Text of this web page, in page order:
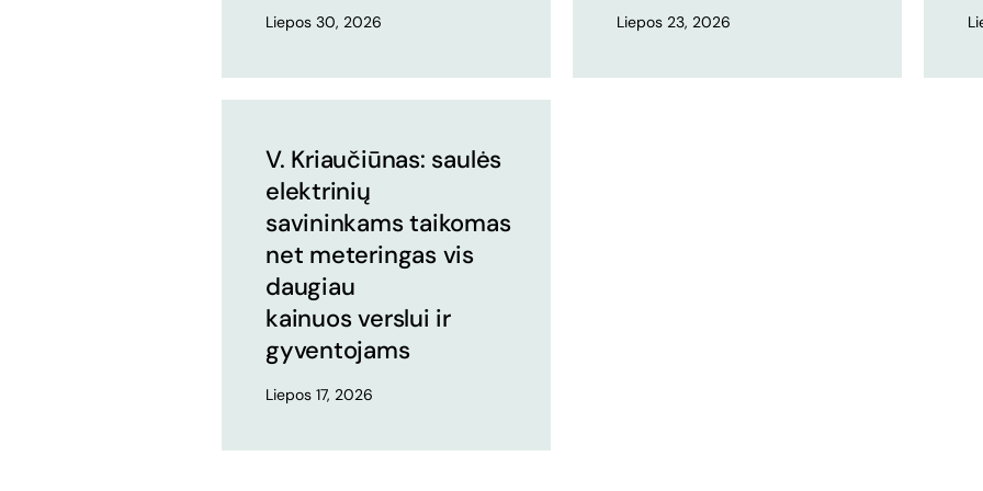
Liepos 30, 2026 Liepos 23, 2026
V. Kriaučiūnas: saulės
elektrinių
savininkams taikomas
net meteringas vis
daugiau
kainuos verslui ir
gyventojams
Liepos 17, 2026